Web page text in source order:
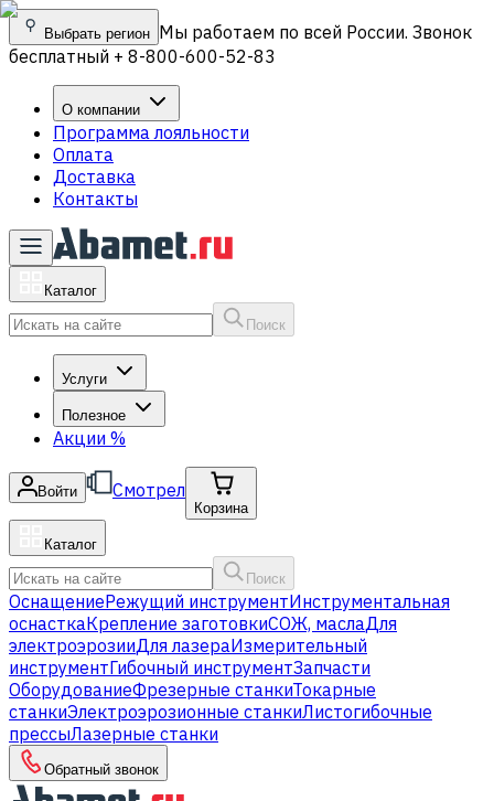
Выбрать регион Мы работаем по всей России. Звонок
бесплатный + 8-800-600-52-83
О компании
Программа лояльности
Оплата
Доставка
Контакты
Каталог
Поиск
Услуги
Полезное
Акции %
Войти Смотрел
Корзина
Каталог
Поиск
ОснащениеРежущий инструментИнструментальная
оснасткаКрепление заготовкиСОЖ, маслаДля
электроэрозииДля лазераИзмерительный
инструментГибочный инструментЗапчасти
ОборудованиеФрезерные станкиТокарные
станкиЭлектроэрозионные станкиЛистогибочные
прессыЛазерные станки
Обратный звонок